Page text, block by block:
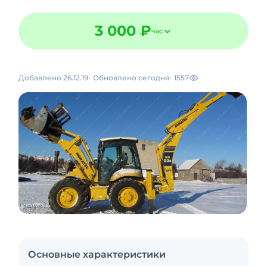
3 000 ₽час
Добавлено 26.12.19 Обновлено сегодня 1557
Основные характеристики